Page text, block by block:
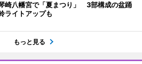
崎八幡宮で「夏まつり」 3部構成の盆踊
ライトアップも
もっと見る